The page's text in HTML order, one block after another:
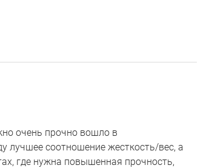
очень прочно вошло в
лучшее соотношение жесткость/вес, а
где нужна повышенная прочность,